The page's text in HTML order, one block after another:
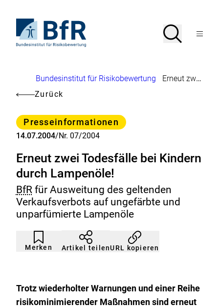
Seiteninhalt
springenStartseite
von
Suche
SucheMenü
Brotkrumennavigation
Bundesinstitut für Risikobewertung
Erneut zwei Todesfälle bei Kindern durch Lampenöle!
Zurück
Kategorie
Presseinformationen
14.07.2004/Nr. 07/2004
Erneut zwei Todesfälle bei Kindern
durch Lampenöle!
BfRfür Ausweitung des geltenden
Verkaufsverbots auf ungefärbte und
unparfümierte Lampenöle
Merken
Artikel
nicht
gemerkt
Durch
Klicken
der
Artikel teilenURL kopieren
Trotz wiederholter Warnungen und einer Reihe
risikominimierender Maßnahmen sind erneut